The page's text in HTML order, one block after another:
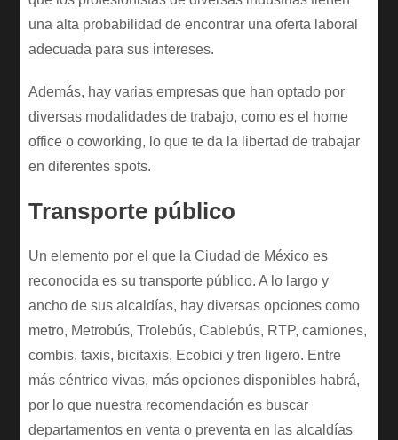
una alta probabilidad de encontrar una oferta laboral
adecuada para sus intereses.
Además, hay varias empresas que han optado por
diversas modalidades de trabajo, como es el home
office o coworking, lo que te da la libertad de trabajar
en diferentes spots.
Transporte público
Un elemento por el que la Ciudad de México es
reconocida es su transporte público. A lo largo y
ancho de sus alcaldías, hay diversas opciones como
metro, Metrobús, Trolebús, Cablebús, RTP, camiones,
combis, taxis, bicitaxis, Ecobici y tren ligero. Entre
más céntrico vivas, más opciones disponibles habrá,
por lo que nuestra recomendación es buscar
departamentos en venta o preventa en las alcaldías